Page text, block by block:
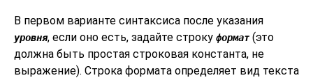
В первом варианте синтаксиса после указания
уровня, если оно есть, задайте строку формат (это
должна быть простая строковая константа, не
выражение). Строка формата определяет вид текста